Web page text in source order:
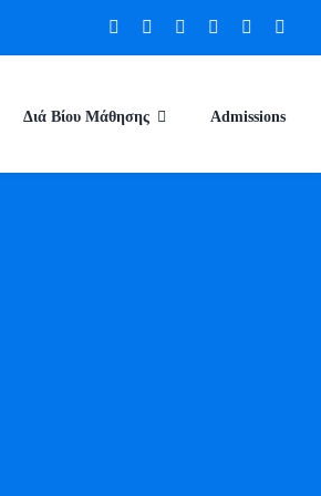
Διά Βίου Μάθησης Admissions